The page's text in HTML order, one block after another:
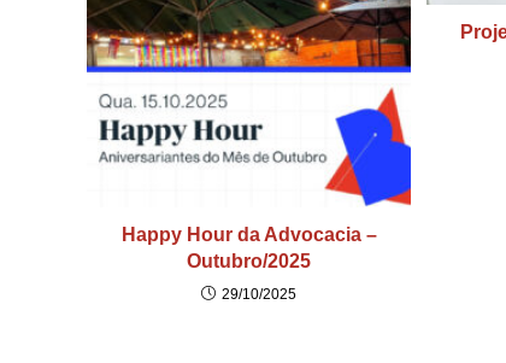
Happy Hour da Advocacia –
Outubro/2025
29/10/2025